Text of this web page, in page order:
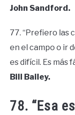
John Sandford.
77. “Prefiero las
en el campo o ir
es difícil. Es más
Bill Bailey.
78. “Esa